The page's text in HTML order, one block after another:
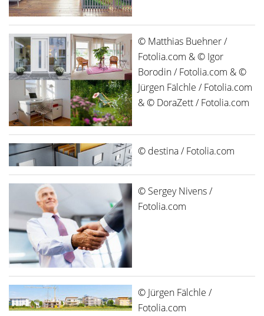
© Matthias Buehner /
Fotolia.com & © Igor
Borodin / Fotolia.com & ©
Jürgen Fälchle / Fotolia.com
& © DoraZett / Fotolia.com
© destina / Fotolia.com
© Sergey Nivens /
Fotolia.com
© Jürgen Fälchle /
Fotolia.com